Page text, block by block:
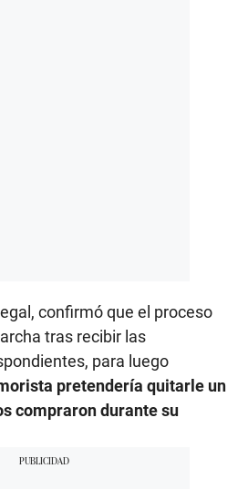
confirmó que el proceso
tras recibir las
para luego
pretendería quitarle un
compraron durante su